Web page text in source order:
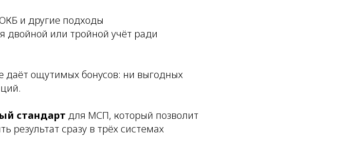
и другие подходы
двойной или тройной учёт ради
даёт ощутимых бонусов: ни выгодных
стандарт для МСП, который позволит
результат сразу в трёх системах